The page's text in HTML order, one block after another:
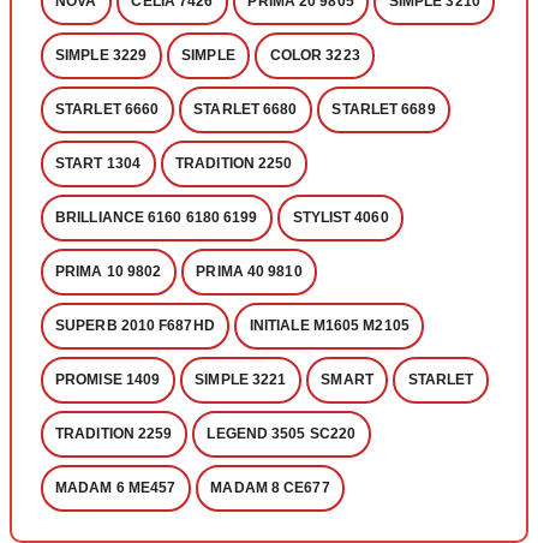
SIMPLE 3229 SIMPLE COLOR 3223
STARLET 6660 STARLET 6680 STARLET 6689
START 1304 TRADITION 2250
BRILLIANCE 6160 6180 6199 STYLIST 4060
PRIMA 10 9802 PRIMA 40 9810
SUPERB 2010 F687HD INITIALE M1605 M2105
PROMISE 1409 SIMPLE 3221 SMART STARLET
TRADITION 2259 LEGEND 3505 SC220
MADAM 6 ME457 MADAM 8 CE677